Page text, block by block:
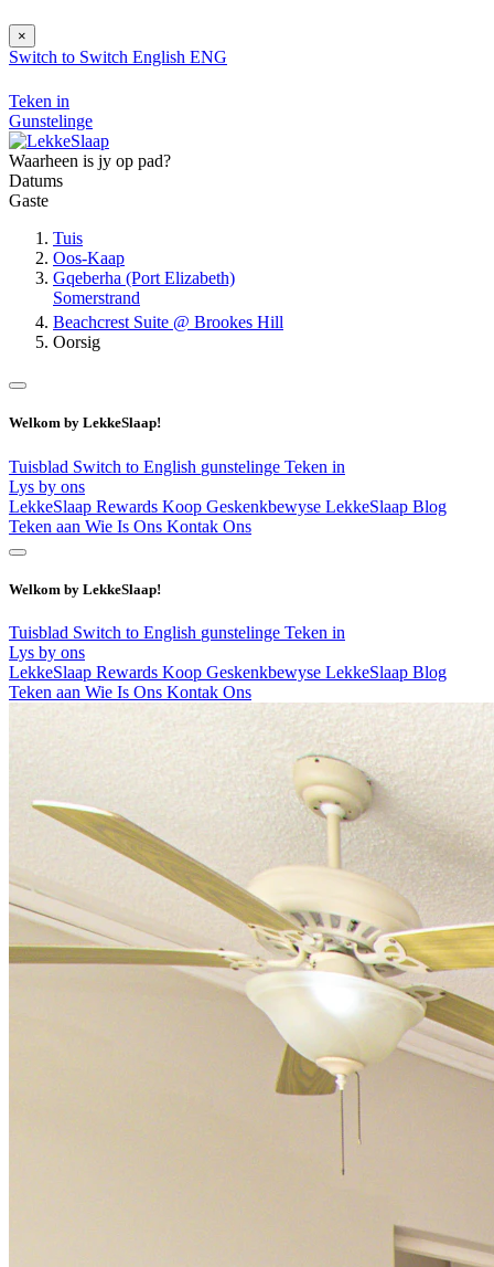
×
Switch to Switch English ENG
Teken in
Gunstelinge
Waarheen is jy op pad?
Datums
Gaste
Tuis
Oos-Kaap
Gqeberha (Port Elizabeth)
Somerstrand
Beachcrest Suite @ Brookes Hill
Oorsig
Welkom by LekkeSlaap!
Tuisblad Switch to English gunstelinge Teken in
Lys by ons
LekkeSlaap Rewards Koop Geskenkbewyse LekkeSlaap Blog
Teken aan Wie Is Ons Kontak Ons
Welkom by LekkeSlaap!
Tuisblad Switch to English gunstelinge Teken in
Lys by ons
LekkeSlaap Rewards Koop Geskenkbewyse LekkeSlaap Blog
Teken aan Wie Is Ons Kontak Ons